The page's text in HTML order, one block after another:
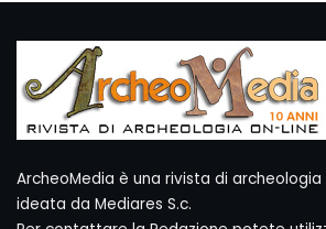
ArcheoMedia è una rivista di archeologia
ideata da Mediares S.c.